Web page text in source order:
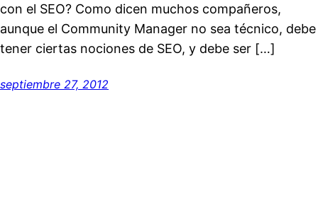
con el SEO? Como dicen muchos compañeros,
aunque el Community Manager no sea técnico, debe
tener ciertas nociones de SEO, y debe ser […]
septiembre 27, 2012